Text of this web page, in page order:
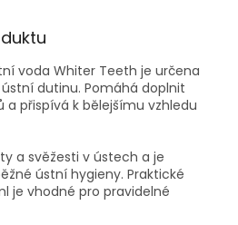
voda Whiter Teeth je určena
dutinu. Pomáhá doplnit
a přispívá k bělejšímu vzhledu
a svěžesti v ústech a je
ústní hygieny. Praktické
je vhodné pro pravidelné